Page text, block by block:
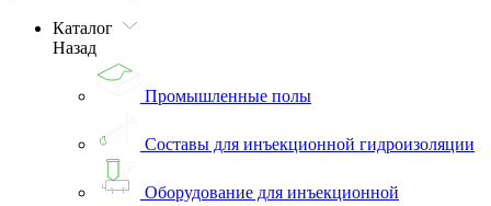
Каталог
Назад
Промышленные полы
Составы для инъекционной гидроизоляции
Оборудование для инъекционной